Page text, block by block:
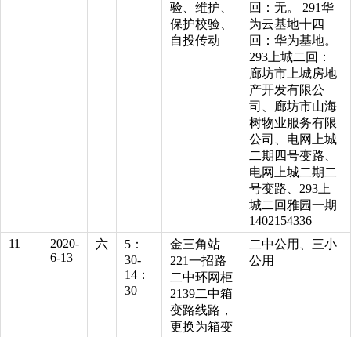
验、维护、
保护校验、
自投传动
回：无。 291华
为云基地十四
回：华为基地。
293上城二回：
廊坊市上城房地
产开发有限公
司、廊坊市山海
树物业服务有限
公司、电网上城
二期四号变路、
电网上城二期二
号变路、293上
城二回雅园一期
1402154336
11
2020-
6-13
六
5：
30-
14：
30
金三角站
221一招路
二中环网柜
2139二中箱
变路线路，
更换为箱变
二中公用、三小
公用